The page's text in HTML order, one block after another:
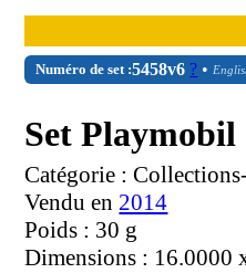
Numéro de set :5458v6 ? •
Set
Catégorie :
Vendu en 2014
Poids : 30 g
Dimensions : 16.0000